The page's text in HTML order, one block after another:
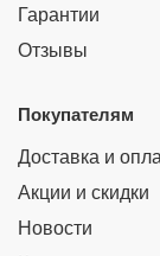
Гарантии
Отзывы
Покупателям
Доставка и
Акции и скидки
Новости